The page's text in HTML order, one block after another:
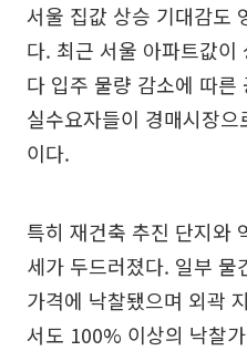
서울 집값 상승 기대감도
다. 최근 서울 아파트값이
다 입주 물량 감소에 따른
실수요자들이 경매시장
이다.
특히 재건축 추진 단지와
세가 두드러졌다. 일부 물
가격에 낙찰됐으며 외곽
서도 100% 이상의 낙찰